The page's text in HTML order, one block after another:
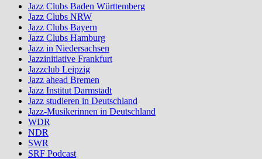
Jazz Clubs Baden Württemberg
Jazz Clubs NRW
Jazz Clubs Bayern
Jazz Clubs Hamburg
Jazz in Niedersachsen
Jazzinitiative Frankfurt
Jazzclub Leipzig
Jazz ahead Bremen
Jazz Institut Darmstadt
Jazz studieren in Deutschland
Jazz-Musikerinnen in Deutschland
WDR
NDR
SWR
SRF Podcast